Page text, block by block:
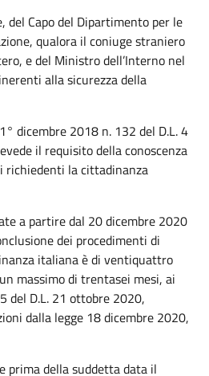
del Capo del Dipartimento per le
qualora il coniuge straniero
e del Ministro dell’Interno nel
alla sicurezza della
dicembre 2018 n. 132 del D.L. 4
il requisito della conoscenza
richiedenti la cittadinanza
a partire dal 20 dicembre 2020
dei procedimenti di
italiana è di ventiquattro
massimo di trentasei mesi, ai
del D.L. 21 ottobre 2020,
dalla legge 18 dicembre 2020,
prima della suddetta data il